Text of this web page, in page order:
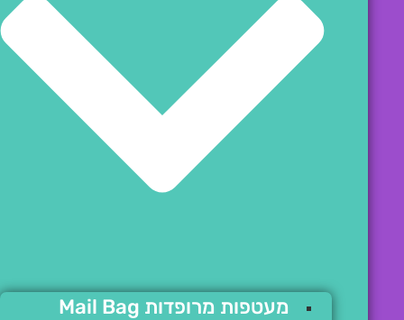
מעטפות מרופדות Mail Bag